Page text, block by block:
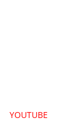
YOUTUBE